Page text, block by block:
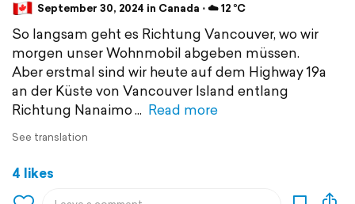
September 30, 2024 in Canada ⋅ ☁️ 12 °C
So langsam geht es Richtung Vancouver, wo wir
morgen unser Wohnmobil abgeben müssen.
Aber erstmal sind wir heute auf dem Highway 19a
an der Küste von Vancouver Island entlang
Richtung Nanaimo
Read more
See translation
4 likes